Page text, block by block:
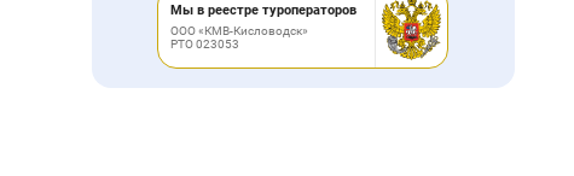
Мы в реестре туроператоров
ООО «КМВ-Кисловодск»
РТО 023053